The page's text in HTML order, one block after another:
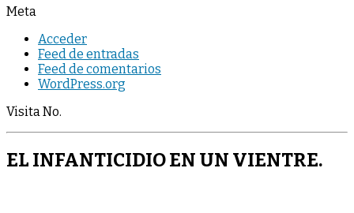
Meta
Acceder
Feed de entradas
Feed de comentarios
WordPress.org
Visita No.
EL INFANTICIDIO EN UN VIENTRE.